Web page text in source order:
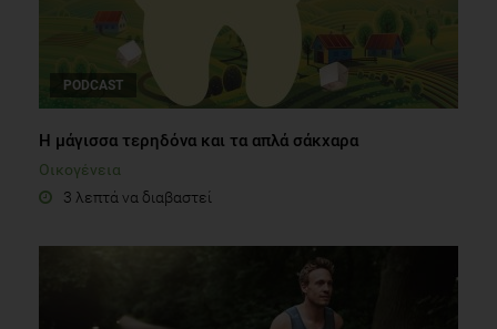
PODCAST
Η μάγισσα τερηδόνα και τα απλά σάκχαρα
Οικογένεια
3 λεπτά να διαβαστεί